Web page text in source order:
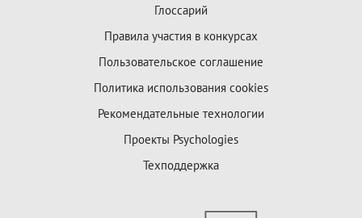
Глоссарий
Правила участия в конкурсах
Пользовательское соглашение
Политика использования cookies
Рекомендательные технологии
Проекты Psychologies
Техподдержка